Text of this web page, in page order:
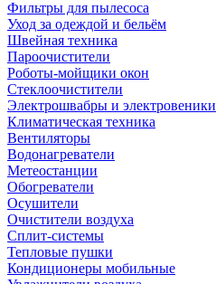
Фильтры для пылесоса
Уход за одеждой и бельём
Швейная техника
Пароочистители
Роботы-мойщики окон
Стеклоочистители
Электрошвабры и электровеники
Климатическая техника
Вентиляторы
Водонагреватели
Метеостанции
Обогреватели
Осушители
Очистители воздуха
Сплит-системы
Тепловые пушки
Кондиционеры мобильные